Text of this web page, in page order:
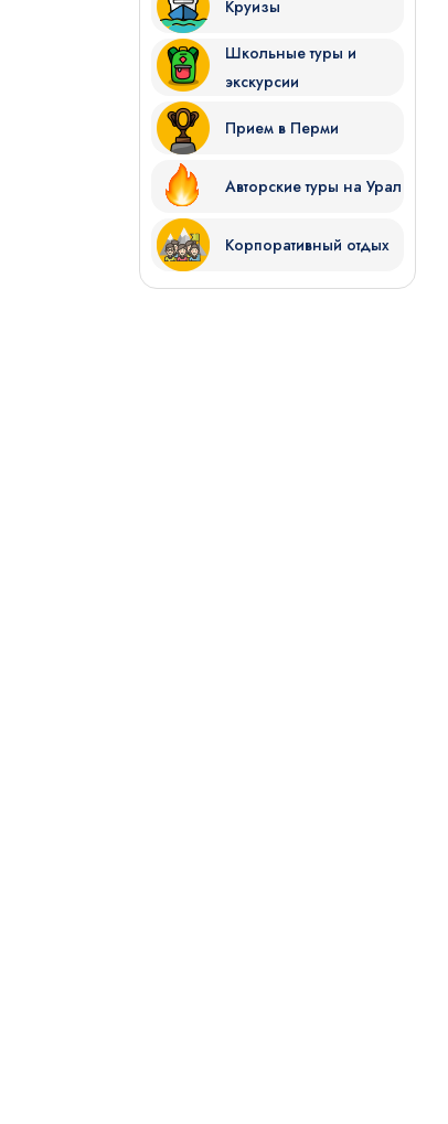
Круизы
Школьные туры и
экскурсии
Прием в Перми
Авторские туры на Урал
Корпоративный отдых